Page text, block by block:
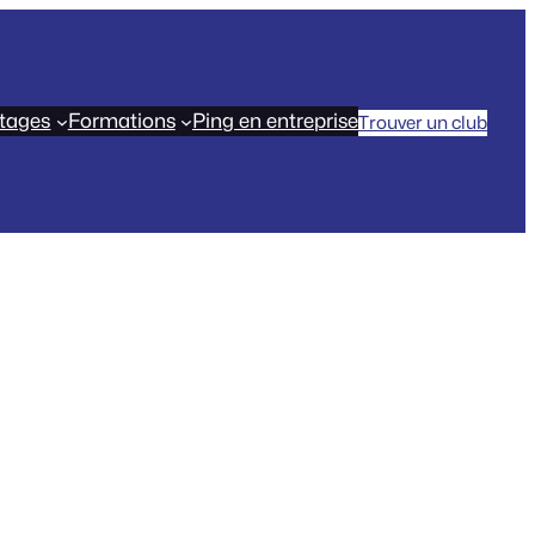
Formations Ping en entrepriseTrouver un club